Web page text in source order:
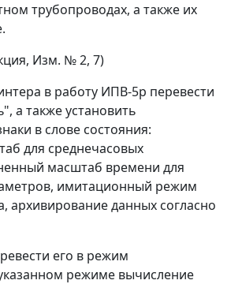
трубопроводах, а также их
Изм. № 2, 7)
в работу ИПВ-5р перевести
а также установить
в слове состояния:
для среднечасовых
масштаб времени для
имитационный режим
архивирование данных согласно
его в режим
режиме вычисление